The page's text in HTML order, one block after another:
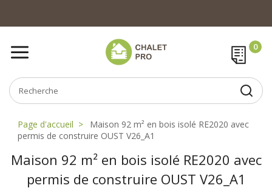
Page d'accueil
Maison 92 m² en bois isolé RE2020 avec
permis de construire OUST V26_A1
Maison 92 m² en bois isolé RE2020 avec
permis de construire OUST V26_A1